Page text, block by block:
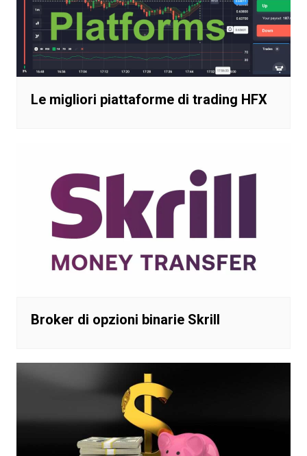
Le migliori piattaforme di trading HFX
Broker di opzioni binarie Skrill